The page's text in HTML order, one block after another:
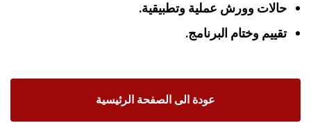
حالات وورش عملية وتطبيقية.
تقييم وختام البرنامج.
عودة الى الصفحة الرئيسية